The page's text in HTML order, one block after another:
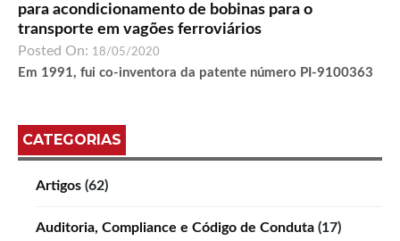
para acondicionamento de bobinas para o
transporte em vagões ferroviários
Posted On: 18/05/2020
Em 1991, fui co-inventora da patente número PI-9100363
CATEGORIAS
Artigos (62)
Auditoria, Compliance e Código de Conduta (17)